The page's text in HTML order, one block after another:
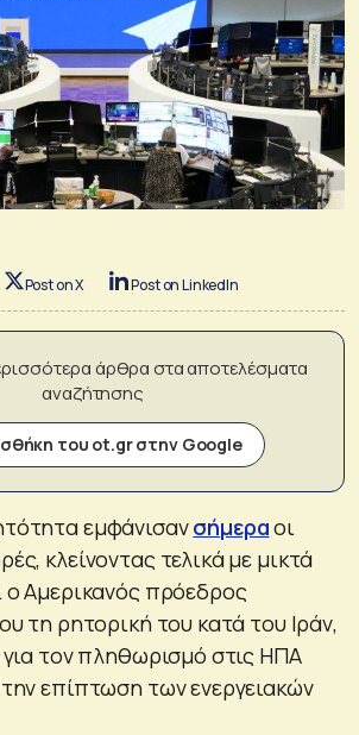
Post on X Post on LinkedIn
άρθρα στα αποτελέσματα
αναζήτησης
του ot.gr στην Google
εμφάνισανσήμεραοι
κλείνοντας τελικά με μικτά
Αμερικανός πρόεδρος
τη ρητορική του κατά του Ιράν,
για τον πληθωρισμό στις ΗΠΑ
επίπτωση των ενεργειακών